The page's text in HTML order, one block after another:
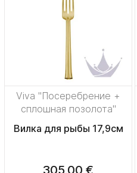
Viva "Посеребрение +
сплошная позолота"
Вилка для рыбы 17,9см